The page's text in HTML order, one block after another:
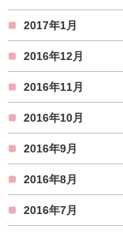
2017年1月
2016年12月
2016年11月
2016年10月
2016年9月
2016年8月
2016年7月